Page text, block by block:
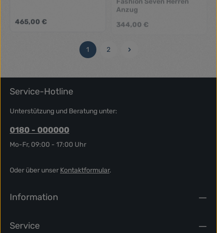
Regulärer Preis:
465,00 €
Anzug
Seite
1
Seite
2
Service-Hotline
Unterstützung und Beratung unter:
0180 - 000000
Mo-Fr, 09:00 - 17:00 Uhr
Oder über unser Kontaktformular.
Information
Service